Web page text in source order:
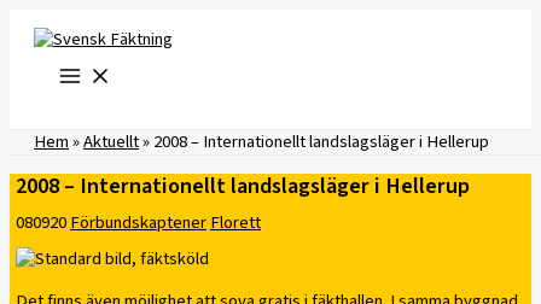
innehåll
Hem»Aktuellt»2008 – Internationellt landslagsläger i Hellerup
2008 – Internationellt landslagsläger i Hellerup
080920FörbundskaptenerFlorett